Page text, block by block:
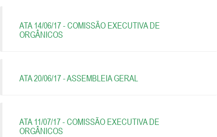
ATA 14/06/17 - COMISSÃO EXECUTIVA DE
ORGÂNICOS
ATA 20/06/17 - ASSEMBLEIA GERAL
ATA 11/07/17 - COMISSÃO EXECUTIVA DE
ORGÂNICOS